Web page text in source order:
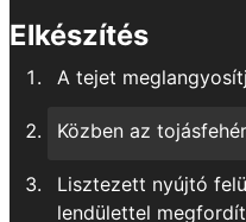
Elkészítés
A tejet
Közben az
Lisztezett nyújtó
lendülettel